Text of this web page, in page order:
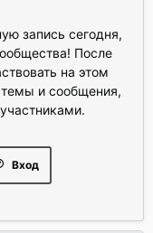
запись сегодня,
После
на этом
темы и сообщения,
Вход